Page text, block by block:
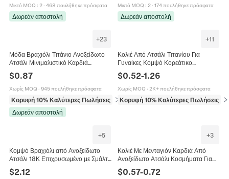
Μικτό MOQ : 2· 468 πουλήθηκε πρόσφατα
Δωρεάν αποστολή
Μικτό MOQ : 2· 174 πουλήθηκε πρόσφατα
Δωρεάν αποστολή
+23
Μόδα Βραχιόλι Τιτάνιο Ανοξείδωτο
Ατσάλι Μινιμαλιστικό Καρδιά
Ελέφαντας Πεταλούδα Άπειρο
Κομψά Κοσμήματα Για Γυναίκες
$0.87
Χωρίς MOQ · 945 πουλήθηκε πρόσφατα
Κορυφή 10% Καλύτερες Πωλήσεις
σε Βραχιόλια
Δωρεάν αποστολή
+11
Κολιέ Από Ατσάλι Τιτανίου Για
Γυναίκες Κομψό Κορεάτικο
Μενταγιόν Με Ζιργκόν Τεχνητό
Μαργαριτάρι Πεταλούδα Καρδιά
$0.52-1.26
Χωρίς MOQ · 2K+ πουλήθηκε πρόσφατα
Κορυφή 10% Καλύτερες Πωλήσεις
+5
Κομψό Βραχιόλι από Ανοξείδωτο
Ατσάλι 18Κ Επιχρυσωμένο με Σμάλτο
Μαργαρίτα και Καρδιές για Γυναίκες
Ρυθμιζόμενο Κόσμημα Δώρο
$2.12
+3
Κολιέ Με Μενταγιόν Καρδιά Από
Ανοξείδωτο Ατσάλι Κοσμήματα Για
Γυναίκες Απλή Μόδα Επίχρυσο
Γυαλιστερό Αλυσίδα Με Χάντρες
$0.57-0.72